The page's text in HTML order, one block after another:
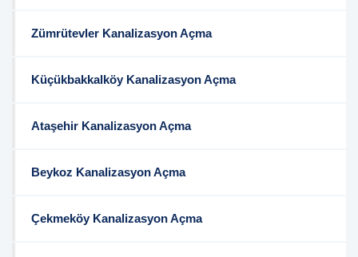
Zümrütevler Kanalizasyon Açma
Küçükbakkalköy Kanalizasyon Açma
Ataşehir Kanalizasyon Açma
Beykoz Kanalizasyon Açma
Çekmeköy Kanalizasyon Açma